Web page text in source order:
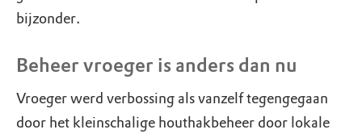
bijzonder.
Beheer vroeger is anders dan nu
Vroeger werd verbossing als vanzelf tegengegaan
door het kleinschalige houthakbeheer door lokale